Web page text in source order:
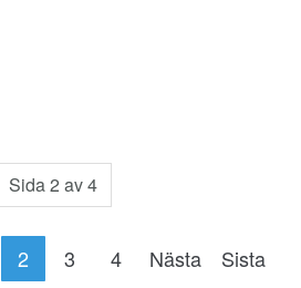
Sida 2 av 4
2 3 4 Nästa Sista